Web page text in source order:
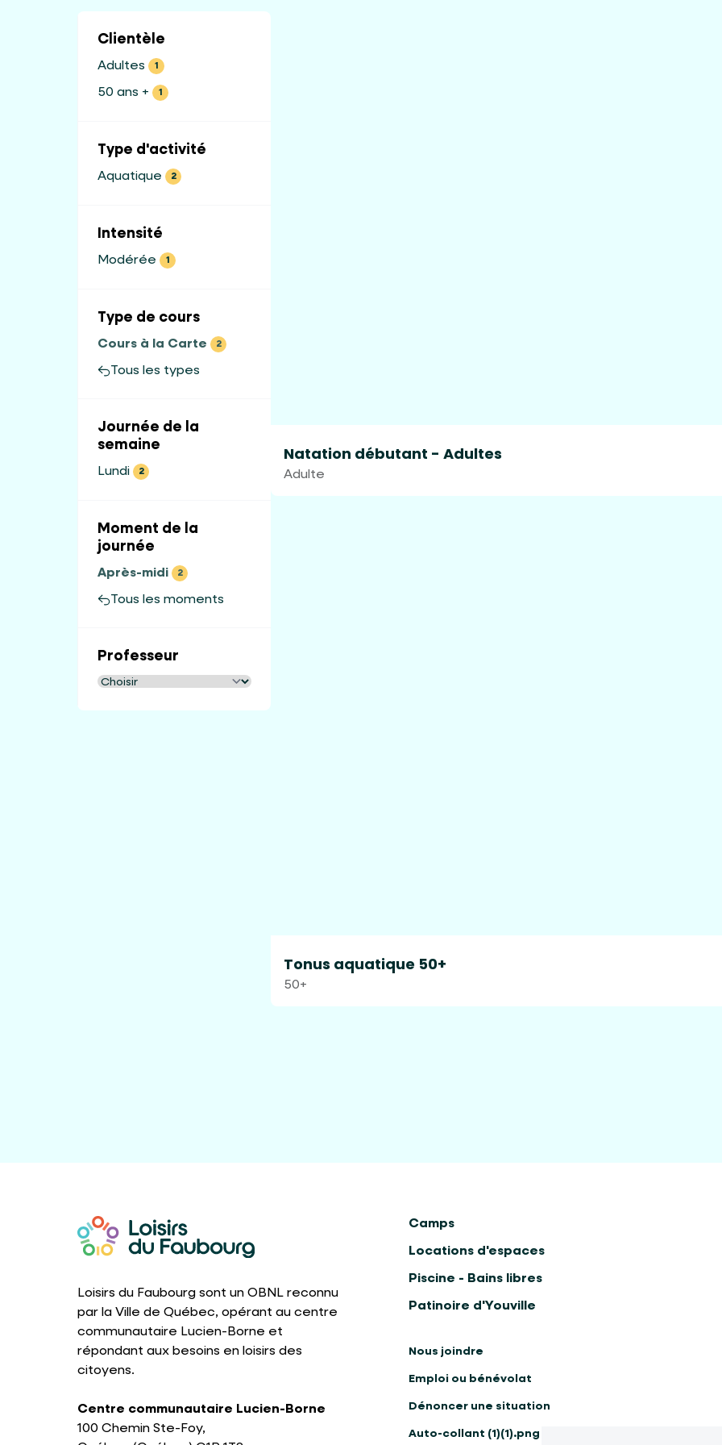
Clientèle
Adultes 1
50 ans + 1
Type d'activité
Aquatique 2
Intensité
Modérée 1
Type de cours
Cours à la Carte 2
Tous les types
Journée de la
semaine
Lundi 2
Moment de la
journée
Après-midi 2
Tous les moments
Professeur
Natation débutant - Adultes
Adulte
Tonus aquatique 50+
50+
Loisirs du Faubourg sont un OBNL reconnu
par la Ville de Québec, opérant au centre
communautaire Lucien-Borne et
répondant aux besoins en loisirs des
citoyens.
Centre communautaire Lucien-Borne
100 Chemin Ste-Foy,
Camps
Locations d'espaces
Piscine - Bains libres
Patinoire d'Youville
Nous joindre
Emploi ou bénévolat
Dénoncer une situation
Auto-collant (1)(1).png